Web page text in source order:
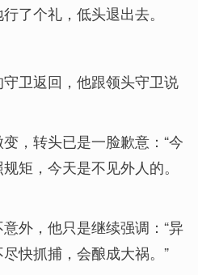
了个礼，低头退出去。
卫返回，他跟领头守卫说
，转头已是一脸歉意：“今
矩，今天是不见外人的。
外，他只是继续强调：“异
快抓捕，会酿成大祸。”